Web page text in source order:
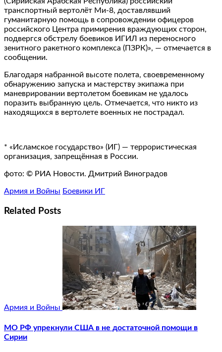
транспортный вертолёт Ми-8, доставлявший
гуманитарную помощь в сопровождении офицеров
российского Центра примирения враждующих сторон,
подвергся обстрелу боевиков ИГИЛ из переносного
зенитного ракетного комплекса (ПЗРК)», — отмечается в
сообщении.
Благодаря набранной высоте полета, своевременному
обнаружению запуска и мастерству экипажа при
маневрировании вертолетом боевикам не удалось
поразить выбранную цель. Отмечается, что никто из
находящихся в вертолете военных не пострадал.
* «Исламское государство» (ИГ) — террористическая
организация, запрещённая в России.
фото: © РИА Новости. Дмитрий Виноградов
Армия и Войны Боевики ИГ
Related Posts
Армия и Войны
МО РФ упрекнули США в не достаточной помощи в
Сирии